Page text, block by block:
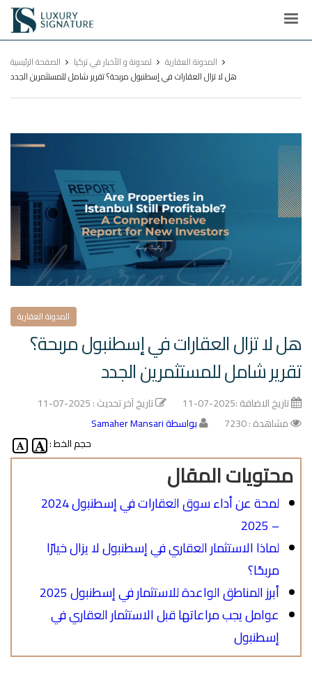
Luxury
Signature
الصفحة الرئيسية لمدونة و الأخبار في تركيا
المدونة العقارية
هل لا تزال العقارات في إسطنبول مربحة؟ تقرير شامل للمستثمرين الجدد
المدونة العقارية
هل لا تزال العقارات في إسطنبول مربحة؟
تقرير شامل للمستثمرين الجدد
تاريخ الاضافة :2025-07-11 تاريخ آخر تحديث :2025-07-11
مشاهدة : 7230
بواسطة Samaher Mansari
حجم الخط :
محتويات المقال
لمحة عن أداء سوق العقارات في إسطنبول 2024
– 2025
لماذا الاستثمار العقاري في إسطنبول لا يزال خيارًا
مربحًا؟
أبرز المناطق الواعدة للاستثمار في إسطنبول 2025
عوامل يجب مراعاتها قبل الاستثمار العقاري في
إسطنبول